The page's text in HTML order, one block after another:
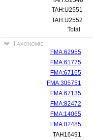
TAH:U2551
TAH:U2552
Total
Taxonomie
FMA:62955
FMA:61775
FMA:67165
FMA:305751
FMA:67135
FMA:82472
FMA:14065
FMA:82485
TAH16491